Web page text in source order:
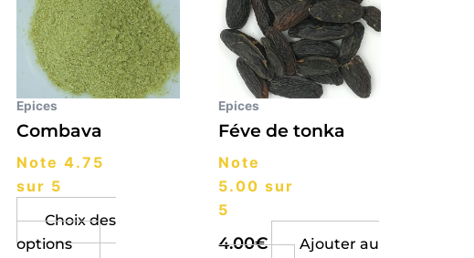
Epices
Combava
Note 4.75
sur 5
Choix des
options
plusieurs
variations.
Les
options
peuvent
être
la
page
du
Epices
Féve de tonka
Note
5.00 sur
5
4.00€
Ajouter au